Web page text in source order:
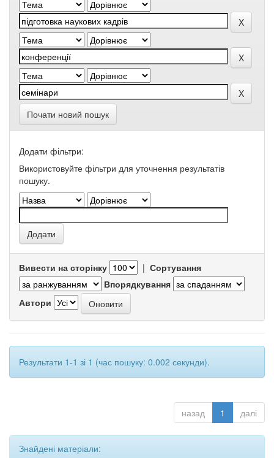
Почати новий пошук
Додати фільтри:
Використовуйте фільтри для уточнення результатів
пошуку.
Вивести на сторінку | Сортування
Впорядкування
Автори
Результати 1-1 зі 1 (час пошуку: 0.002 секунди).
назад 1 далі
Знайдені матеріали: